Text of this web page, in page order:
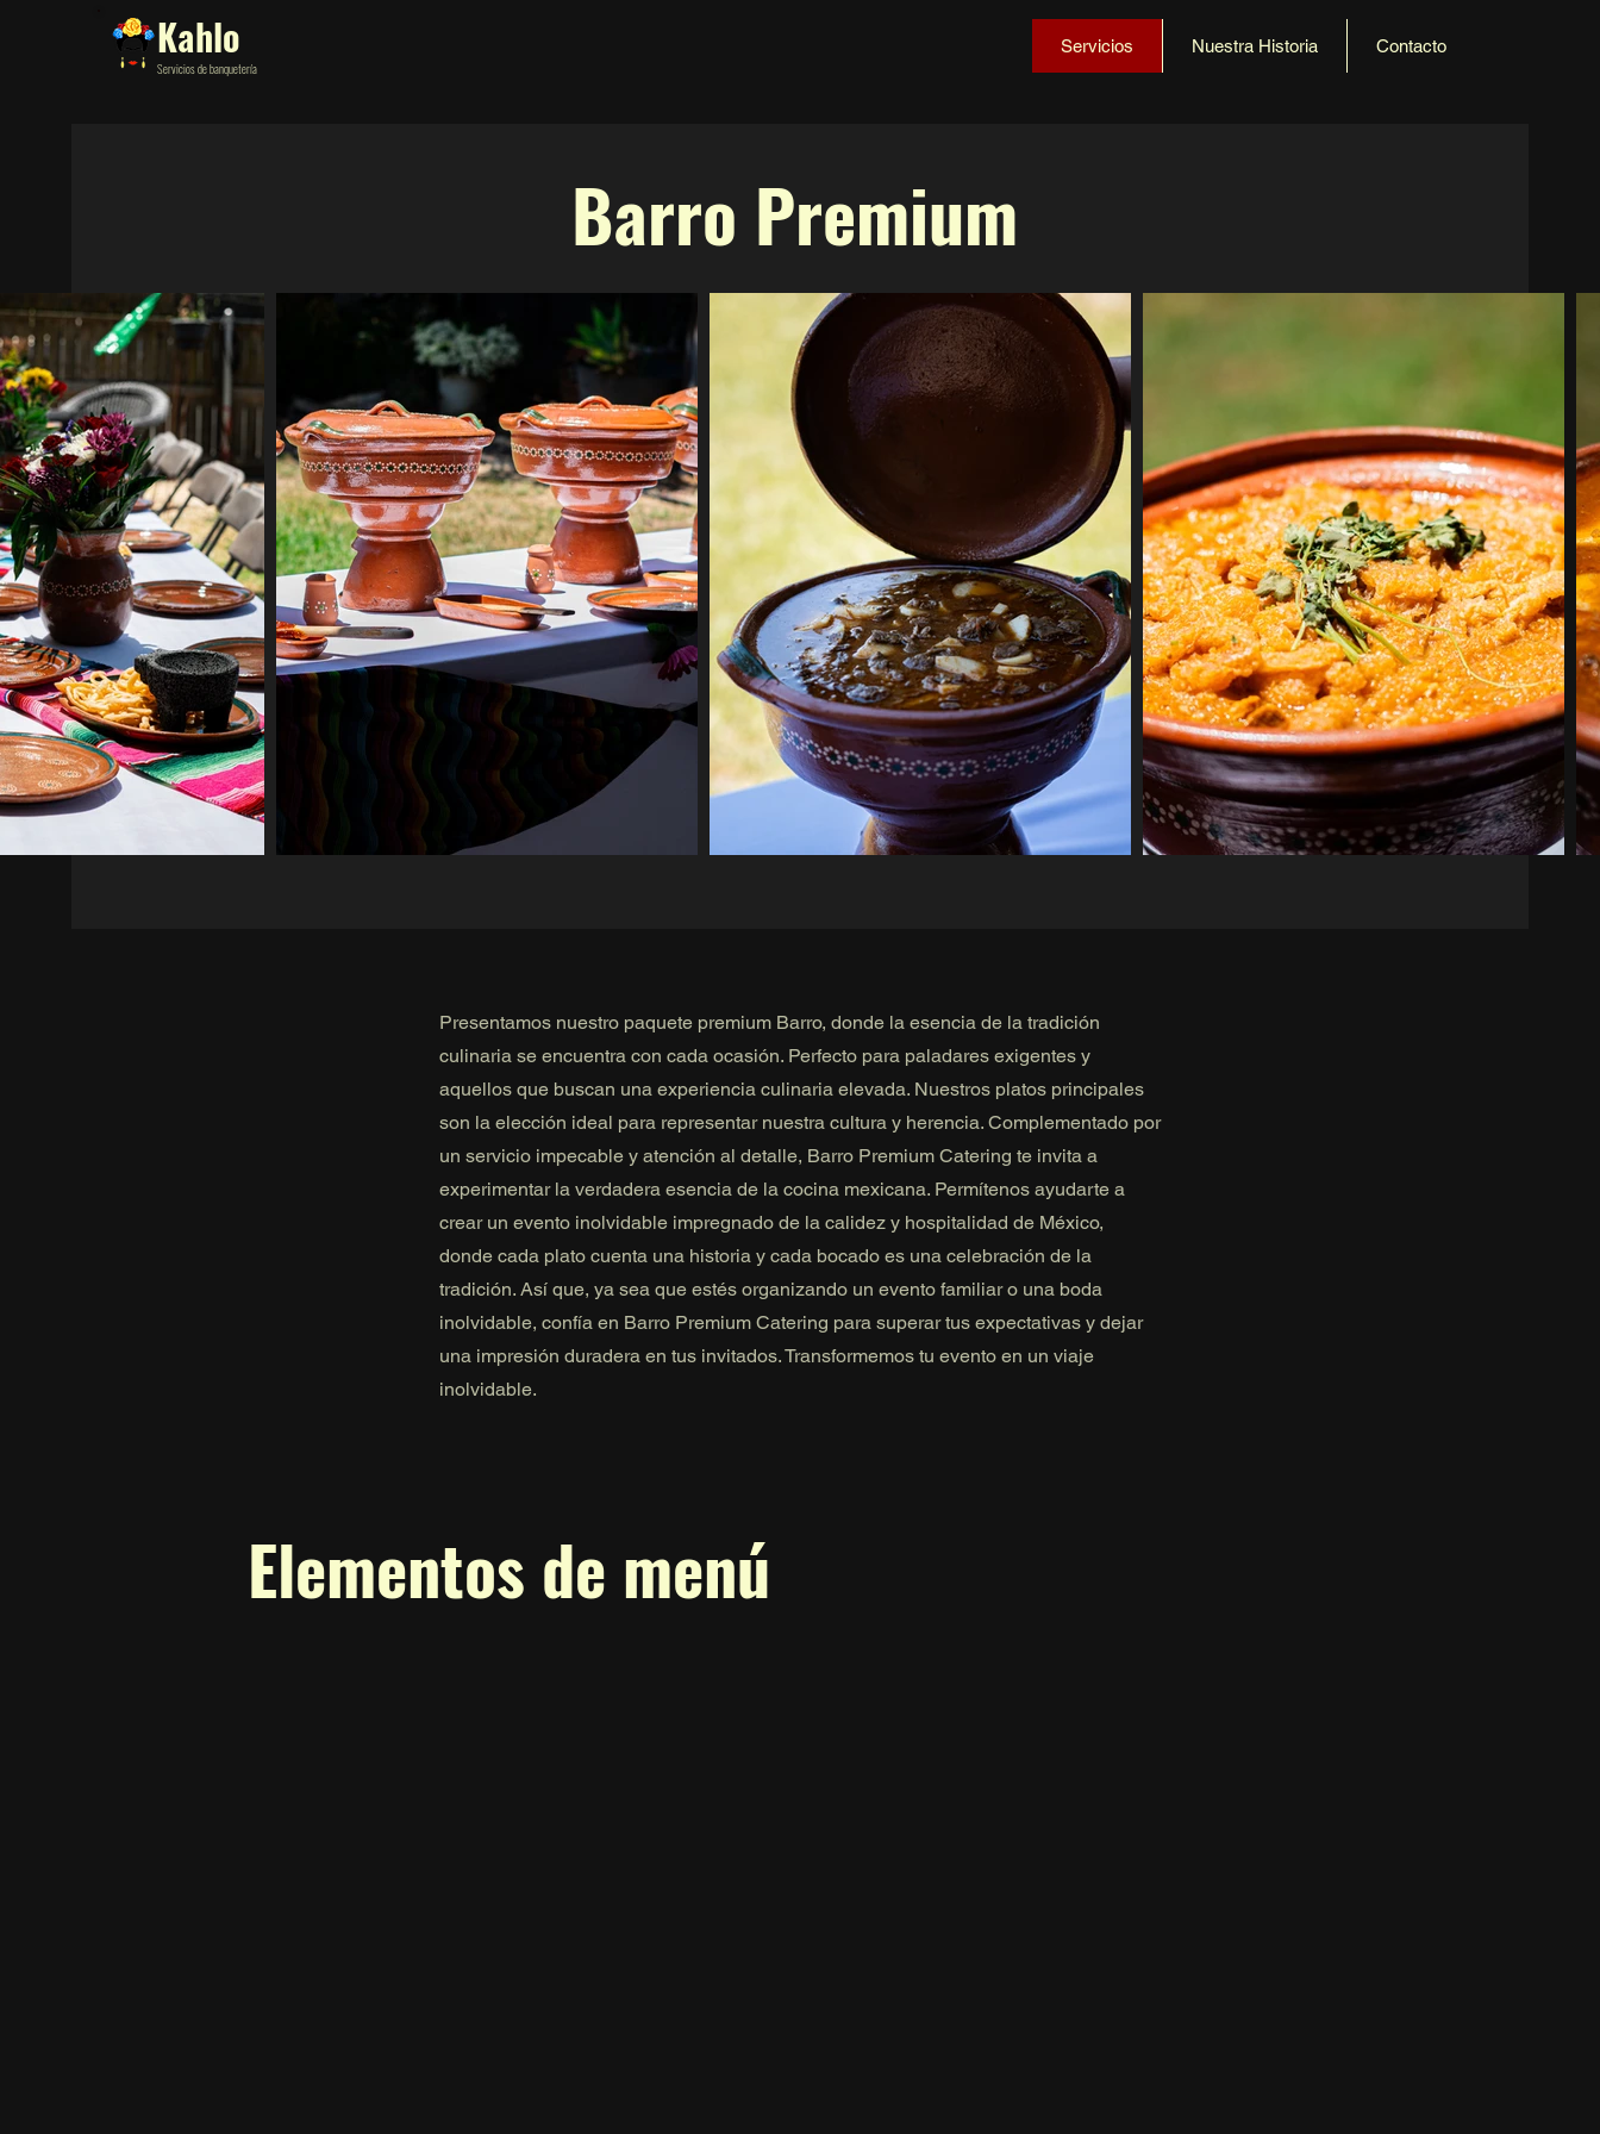
Servicios de banquetería
Kahlo Servicios Nuestra Historia Contacto
Barro Premium
Presentamos nuestro paquete premium Barro, donde la esencia de la tradición
culinaria se encuentra con cada ocasión. Perfecto para paladares exigentes y
aquellos que buscan una experiencia culinaria elevada. Nuestros platos principales
son la elección ideal para representar nuestra cultura y herencia. Complementado por
un servicio impecable y atención al detalle, Barro Premium Catering te invita a
experimentar la verdadera esencia de la cocina mexicana. Permítenos ayudarte a
crear un evento inolvidable impregnado de la calidez y hospitalidad de México,
donde cada plato cuenta una historia y cada bocado es una celebración de la
tradición. Así que, ya sea que estés organizando un evento familiar o una boda
inolvidable, confía en Barro Premium Catering para superar tus expectativas y dejar
una impresión duradera en tus invitados. Transformemos tu evento en un viaje
inolvidable.
Elementos de menú